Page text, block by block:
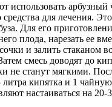
использовать арбузный
для лечения.
Для его
плода, нарезать ее
и залить стаканом
смесь доводят до
не станут мягкими.
литра кипятка и 1
настаиваться на 20-